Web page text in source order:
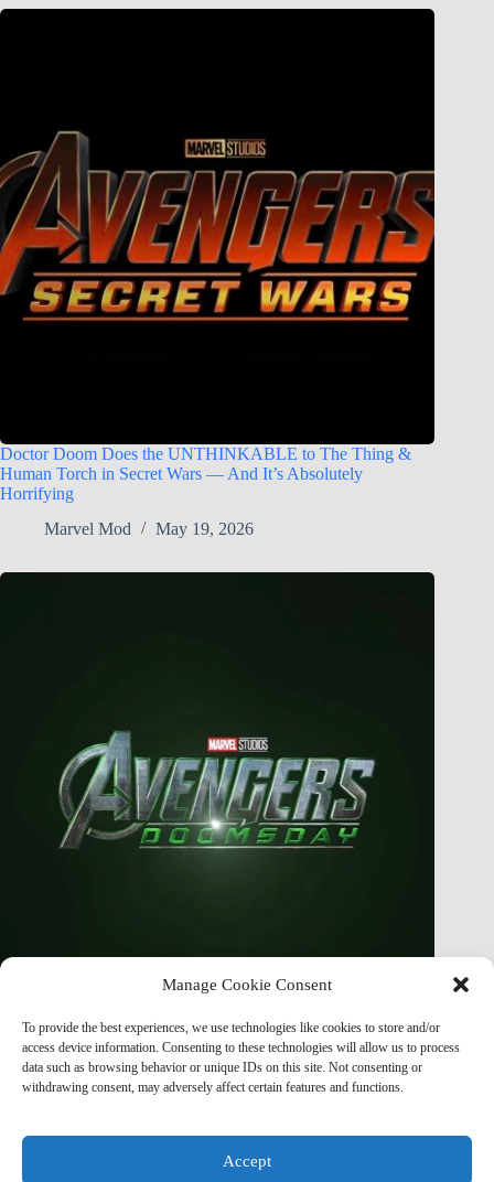
Manage Cookie Consent
To provide the best experiences, we use technologies like cookies to store and/or
access device information. Consenting to these technologies will allow us to process
data such as browsing behavior or unique IDs on this site. Not consenting or
withdrawing consent, may adversely affect certain features and functions.
Accept
Doctor Doom Does the UNTHINKABLE to The Thing &
Human Torch in Secret Wars — And It’s Absolutely
Horrifying
Marvel Mod
May 19, 2026
Avengers Doomsday!
Marvel Mod
May 8, 2026